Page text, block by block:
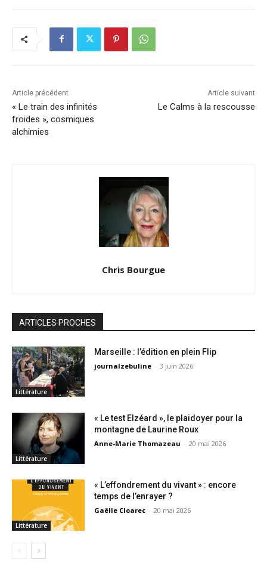
Article précédent
« Le train des infinités
froides », cosmiques
alchimies
Article suivant
Le Calms à la rescousse
Chris Bourgue
ARTICLES PROCHES
Littérature
Marseille : l’édition en plein Flip
journalzebuline - 3 juin 2026
Littérature
« Le test Elzéard », le plaidoyer pour la
montagne de Laurine Roux
Anne-Marie Thomazeau - 20 mai 2026
Littérature
« L’effondrement du vivant » : encore
temps de l’enrayer ?
Gaëlle Cloarec - 20 mai 2026